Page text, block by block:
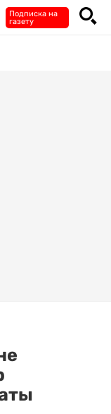
Подписка на
газету